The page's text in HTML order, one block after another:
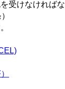
受けなければな